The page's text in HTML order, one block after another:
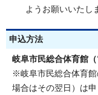
ようお願いいたし
申込方法
岐阜市民総合体育館
※岐阜市民総合体育
場合はその翌日）は